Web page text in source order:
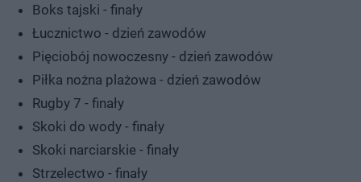
Boks tajski - finały
Łucznictwo - dzień zawodów
Pięciobój nowoczesny - dzień zawodów
Piłka nożna plażowa - dzień zawodów
Rugby 7 - finały
Skoki do wody - finały
Skoki narciarskie - finały
Strzelectwo - finały